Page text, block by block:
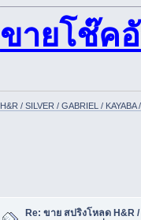
ขายโช๊ค
H&R / SILVER / GABRIEL / KAYABA
Re: ขาย สปริงโหลด H&R